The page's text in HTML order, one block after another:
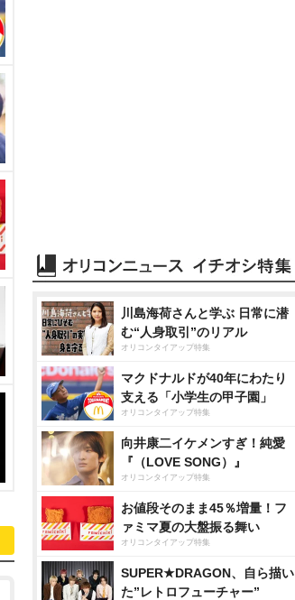
川島海荷さんと学ぶ 日常に潜
む“人身取引”のリアル
オリコンタイアップ特集
マクドナルドが40年にわたり
支える「小学生の甲子園」
オリコンタイアップ特集
向井康二イケメンすぎ！純愛
『（LOVE SONG）』
オリコンタイアップ特集
お値段そのまま45％増量！フ
ァミマ夏の大盤振る舞い
オリコンタイアップ特集
SUPER★DRAGON、自ら描い
た”レトロフューチャー”